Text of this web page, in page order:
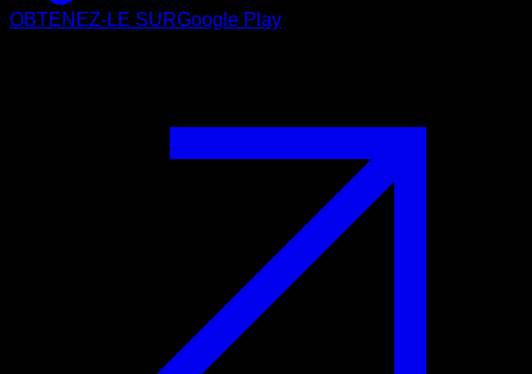
OBTENEZ-LE SURGoogle Play